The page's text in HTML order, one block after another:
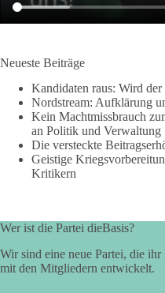
Neueste Beiträge
Kandidaten raus: Wird
Nordstream: Aufklärung
Kein Machtmissbrauch
an Politik und Verwaltung
Die versteckte
Geistige
Kritikern
Wer ist die Partei dieBasis?
Wir sind eine neue Partei, die ihr
mit den Mitgliedern entwickelt.